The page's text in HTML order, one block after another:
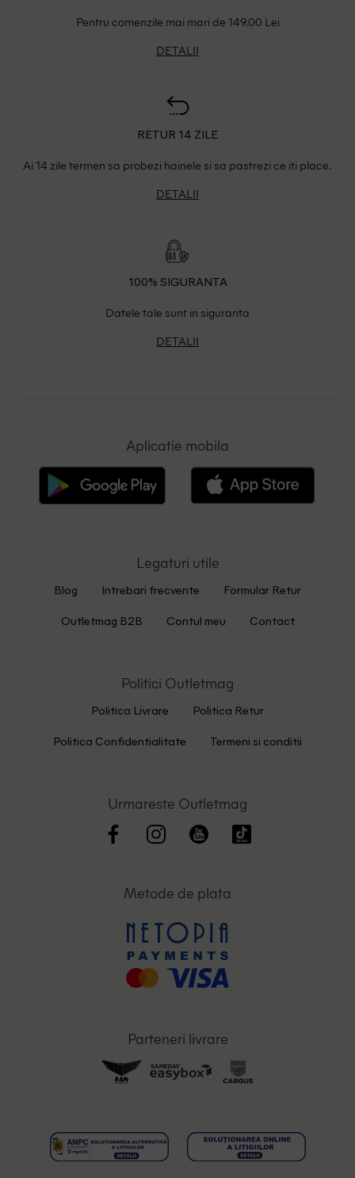
Pentru comenzile mai mari de 149.00 Lei
DETALII
RETUR 14 ZILE
Ai 14 zile termen sa probezi hainele si sa pastrezi ce iti place.
DETALII
100% SIGURANTA
Datele tale sunt in siguranta
DETALII
Aplicatie mobila
Legaturi utile
Blog Intrebari frecvente Formular Retur
Outletmag B2B Contul meu Contact
Politici Outletmag
Politica Livrare Politica Retur
Politica Confidentialitate Termeni si conditii
Urmareste Outletmag
Metode de plata
Parteneri livrare